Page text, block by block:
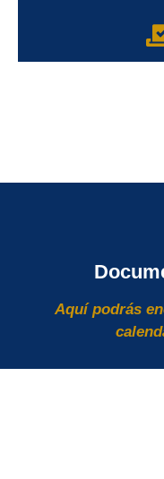
Aquí podrás